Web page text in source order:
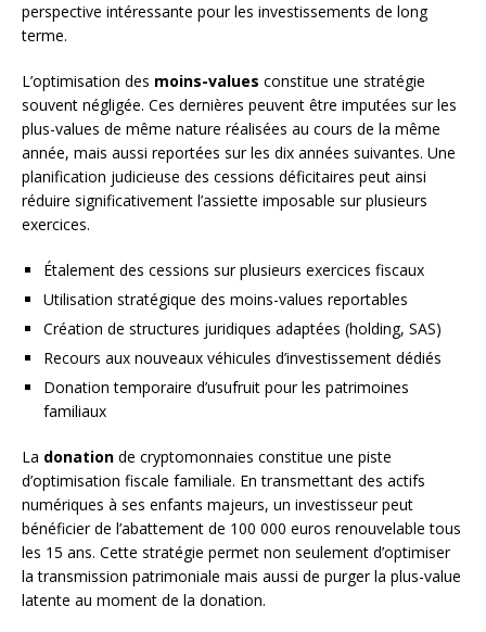
perspective intéressante pour les investissements de long
terme.
L’optimisation des moins-values constitue une stratégie
souvent négligée. Ces dernières peuvent être imputées sur les
plus-values de même nature réalisées au cours de la même
année, mais aussi reportées sur les dix années suivantes. Une
planification judicieuse des cessions déficitaires peut ainsi
réduire significativement l’assiette imposable sur plusieurs
exercices.
Étalement des cessions sur plusieurs exercices fiscaux
Utilisation stratégique des moins-values reportables
Création de structures juridiques adaptées (holding, SAS)
Recours aux nouveaux véhicules d’investissement dédiés
Donation temporaire d’usufruit pour les patrimoines
familiaux
La donation de cryptomonnaies constitue une piste
d’optimisation fiscale familiale. En transmettant des actifs
numériques à ses enfants majeurs, un investisseur peut
bénéficier de l’abattement de 100 000 euros renouvelable tous
les 15 ans. Cette stratégie permet non seulement d’optimiser
la transmission patrimoniale mais aussi de purger la plus-value
latente au moment de la donation.